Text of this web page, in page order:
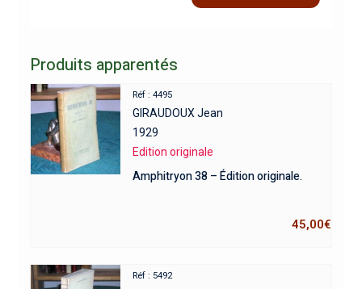
Produits apparentés
Réf : 4495
GIRAUDOUX Jean
1929
Edition originale
Amphitryon 38 – Édition originale.
45,00€
Réf : 5492